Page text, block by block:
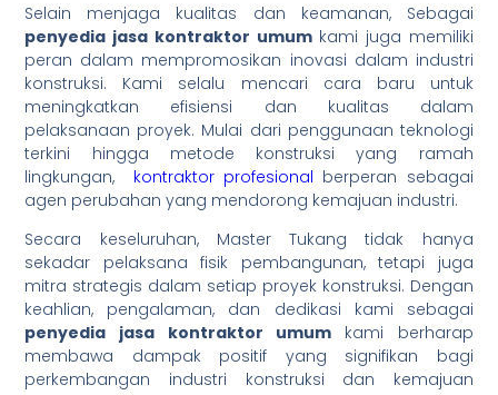
Selain menjaga kualitas dan keamanan, Sebagai
penyedia jasa kontraktor umum kami juga memiliki
peran dalam mempromosikan inovasi dalam industri
konstruksi. Kami selalu mencari cara baru untuk
meningkatkan efisiensi dan kualitas dalam
pelaksanaan proyek. Mulai dari penggunaan teknologi
terkini hingga metode konstruksi yang ramah
lingkungan, kontraktor profesional berperan sebagai
agen perubahan yang mendorong kemajuan industri.
Secara keseluruhan, Master Tukang tidak hanya
sekadar pelaksana fisik pembangunan, tetapi juga
mitra strategis dalam setiap proyek konstruksi. Dengan
keahlian, pengalaman, dan dedikasi kami sebagai
penyedia jasa kontraktor umum kami berharap
membawa dampak positif yang signifikan bagi
perkembangan industri konstruksi dan kemajuan